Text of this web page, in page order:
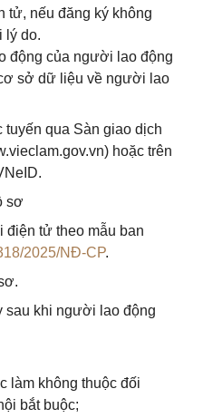
tử, nếu đăng ký không
lý do.
động của người lao động
sở dữ liệu về người lao
qua Sàn giao dịch
hoặc trên
sơ
điện tử theo mẫu ban
2025/NĐ-CP.
sau khi người lao động
làm không thuộc đối
bắt buộc;